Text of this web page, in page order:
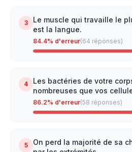
3
Le muscle qui travaille le
est la langue.
84.4% d'erreur(64 réponses)
4
Les bactéries de votre
nombreuses que vos
86.2% d'erreur(58 réponses)
5
On perd la majorité de sa